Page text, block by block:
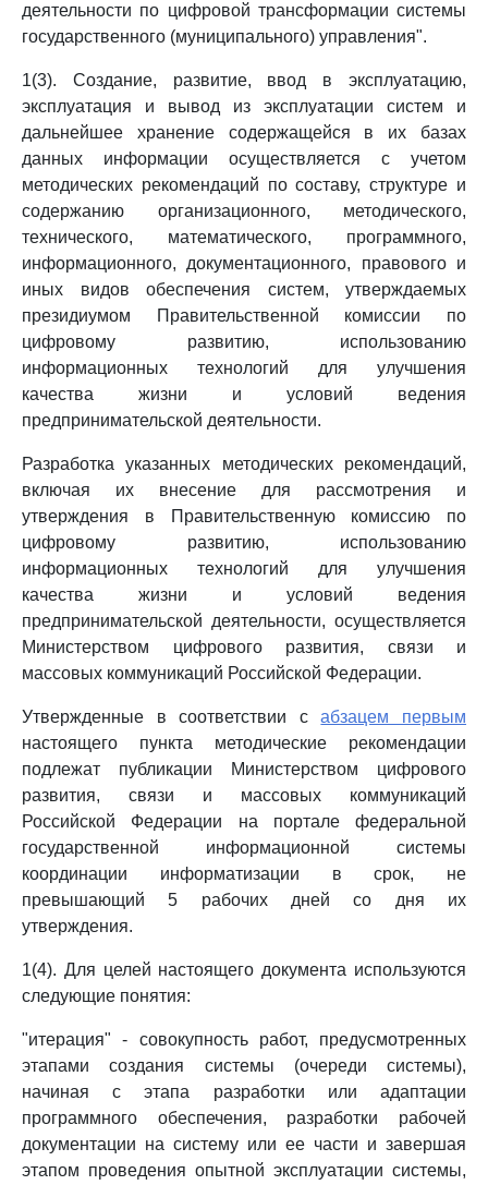
деятельности по цифровой трансформации системы
государственного (муниципального) управления".
1(3). Создание, развитие, ввод в эксплуатацию,
эксплуатация и вывод из эксплуатации систем и
дальнейшее хранение содержащейся в их базах
данных информации осуществляется с учетом
методических рекомендаций по составу, структуре и
содержанию организационного, методического,
технического, математического, программного,
информационного, документационного, правового и
иных видов обеспечения систем, утверждаемых
президиумом Правительственной комиссии по
цифровому развитию, использованию
информационных технологий для улучшения
качества жизни и условий ведения
предпринимательской деятельности.
Разработка указанных методических рекомендаций,
включая их внесение для рассмотрения и
утверждения в Правительственную комиссию по
цифровому развитию, использованию
информационных технологий для улучшения
качества жизни и условий ведения
предпринимательской деятельности, осуществляется
Министерством цифрового развития, связи и
массовых коммуникаций Российской Федерации.
Утвержденные в соответствии сабзацем первым
настоящего пункта методические рекомендации
подлежат публикации Министерством цифрового
развития, связи и массовых коммуникаций
Российской Федерации на портале федеральной
государственной информационной системы
координации информатизации в срок, не
превышающий 5 рабочих дней со дня их
утверждения.
1(4). Для целей настоящего документа используются
следующие понятия:
"итерация" - совокупность работ, предусмотренных
этапами создания системы (очереди системы),
начиная с этапа разработки или адаптации
программного обеспечения, разработки рабочей
документации на систему или ее части и завершая
этапом проведения опытной эксплуатации системы,